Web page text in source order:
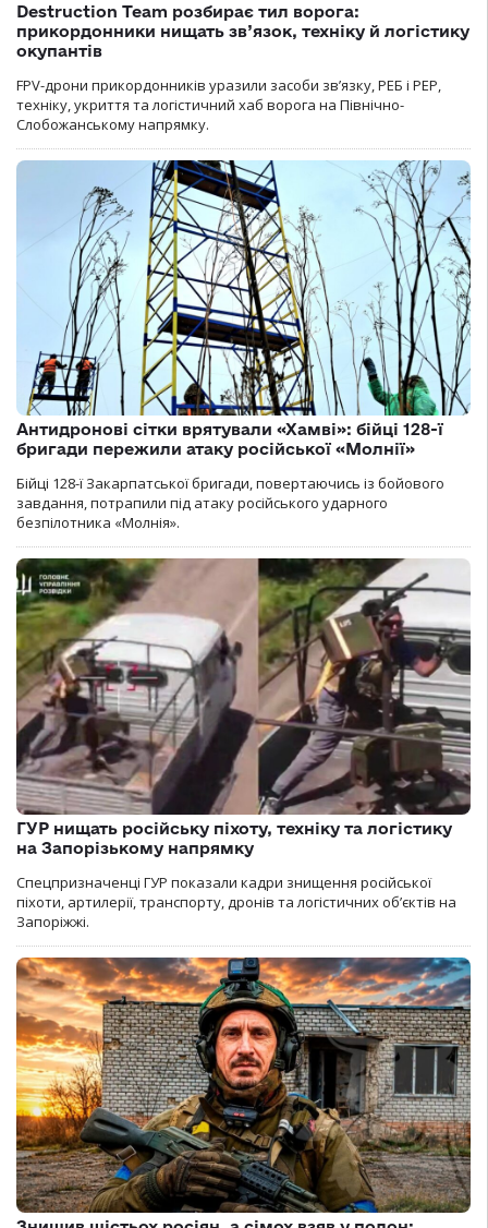
Destruction Team розбирає тил ворога:
прикордонники нищать зв’язок, техніку й логістику
окупантів
FPV-дрони прикордонників уразили засоби зв’язку, РЕБ і РЕР,
техніку, укриття та логістичний хаб ворога на Північно-
Слобожанському напрямку.
Антидронові сітки врятували «Хамві»: бійці 128-ї
бригади пережили атаку російської «Молнії»
Бійці 128-ї Закарпатської бригади, повертаючись із бойового
завдання, потрапили під атаку російського ударного
безпілотника «Молнія».
ГУР нищать російську піхоту, техніку та логістику
на Запорізькому напрямку
Спецпризначенці ГУР показали кадри знищення російської
піхоти, артилерії, транспорту, дронів та логістичних об’єктів на
Запоріжжі.